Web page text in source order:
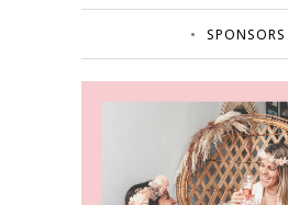
SPONSORS